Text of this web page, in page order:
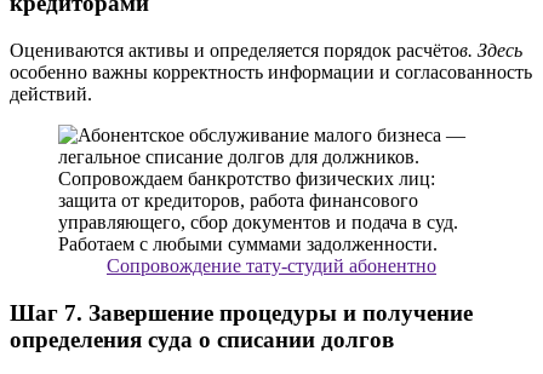
Оцениваются активы и определяется порядок расчётов. Здесь
особенно важны корректность информации и согласованность
действий.
Сопровождение тату-студий абонентно
Шаг 7. Завершение процедуры и получение
определения суда о списании долгов